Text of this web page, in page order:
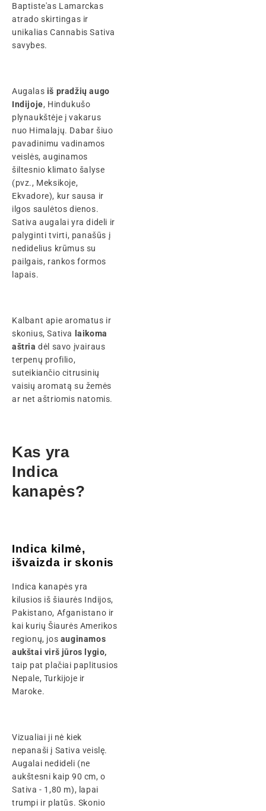
Baptiste'as Lamarckas
atrado skirtingas ir
unikalias Cannabis Sativa
savybes.
Augalas iš pradžių augo
Indijoje, Hindukušo
plynaukštėje į vakarus
nuo Himalajų. Dabar šiuo
pavadinimu vadinamos
veislės, auginamos
šiltesnio klimato šalyse
(pvz., Meksikoje,
Ekvadore), kur sausa ir
ilgos saulėtos dienos.
Sativa augalai yra dideli ir
palyginti tvirti, panašūs į
nedidelius krūmus su
pailgais, rankos formos
lapais.
Kalbant apie aromatus ir
skonius, Sativa
laikoma
aštria dėl savo įvairaus
terpenų profilio,
suteikiančio citrusinių
vaisių aromatą su žemės
ar net aštriomis natomis.
Kas yra
Indica
kanapės?
Indica kilmė,
išvaizda ir skonis
Indica kanapės yra
kilusios iš šiaurės Indijos,
Pakistano, Afganistano ir
kai kurių Šiaurės Amerikos
regionų, jos auginamos
aukštai virš jūros lygio,
taip pat plačiai paplitusios
Nepale, Turkijoje ir
Maroke.
Vizualiai ji nė kiek
nepanaši į Sativa veislę.
Augalai nedideli (ne
aukštesni kaip 90 cm, o
Sativa - 1,80 m), lapai
trumpi ir platūs. Skonio